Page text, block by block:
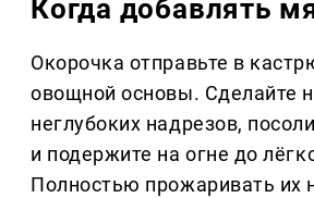
Когда добавлять
Окорочка отправьте в
овощной основы. Сделайте
неглубоких надрезов,
и подержите на огне до
Полностью прожаривать их